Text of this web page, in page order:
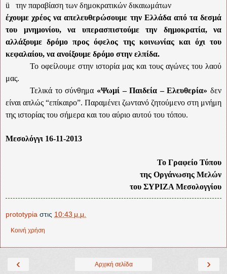
ü
την παραβίαση των δημοκρατικών δικαιωμάτων
έχουμε χρέος να απελευθερώσουμε την Ελλάδα από τα δεσμά
του μνημονίου, να υπερασπιστούμε την δημοκρατία, να
αλλάξουμε δρόμο προς όφελος της κοινωνίας και όχι του
κεφαλαίου, να ανοίξουμε δρόμο στην ελπίδα.
Το οφείλουμε στην ιστορία μας και τους αγώνες του λαού
μας.
Τελικά το σύνθημα «Ψωμί – Παιδεία – Ελευθερία» δεν
είναι απλώς “επίκαιρο”. Παραμένει ζωντανό ζητούμενο στη μνήμη
της ιστορίας του σήμερα και του αύριο αυτού του τόπου.
Μεσολόγγι 16-11-2013
Το Γραφείο Τύπου
της Οργάνωσης Μελών
του ΣΥΡΙΖΑ Μεσολογγίου
prototypia στις 10:43 μ.μ.
Κοινή χρήση
‹ ›
Αρχική σελίδα